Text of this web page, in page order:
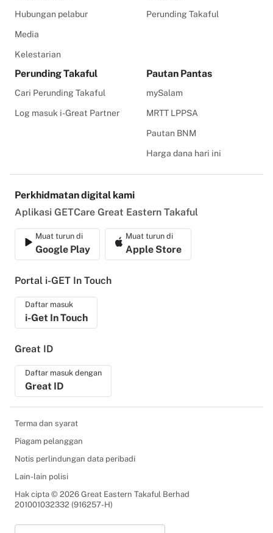
Hubungan pelabur
Media
Kelestarian
Perunding Takaful
Perunding Takaful
Cari Perunding Takaful
Log masuk i-Great Partner
Pautan Pantas
mySalam
MRTT LPPSA
Pautan BNM
Harga dana hari ini
Perkhidmatan digital kami
Aplikasi GETCare Great Eastern Takaful
Muat turun di
Google Play
Muat turun di
Apple Store
Portal i-GET In Touch
Daftar masuk
i-Get In Touch
Great ID
Daftar masuk dengan
Great ID
Terma dan syarat
Piagam pelanggan
Notis perlindungan data peribadi
Lain-lain polisi
Hak cipta © 2026 Great Eastern Takaful Berhad
201001032332 (916257-H)